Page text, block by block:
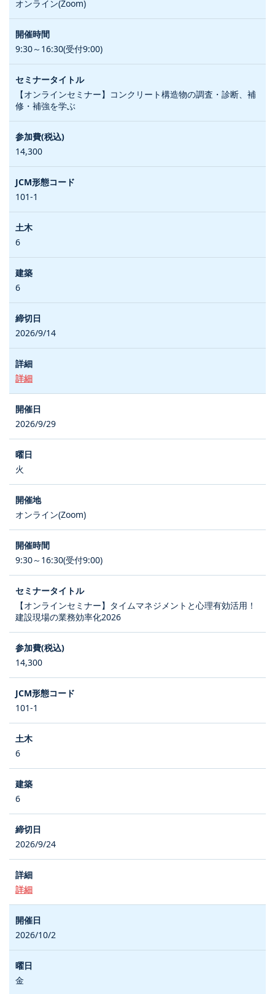
オンライン(Zoom)
9:30～16:30(受付9:00)
【オンラインセミナー】コンクリート構造物の調査・診断、補
修・補強を学ぶ
14,300
101-1
6
6
2026/9/14
詳細
2026/9/29
火
オンライン(Zoom)
9:30～16:30(受付9:00)
【オンラインセミナー】タイムマネジメントと心理有効活用！
建設現場の業務効率化2026
14,300
101-1
6
6
2026/9/24
詳細
2026/10/2
金